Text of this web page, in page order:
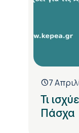
7
Τι
Πάσχα